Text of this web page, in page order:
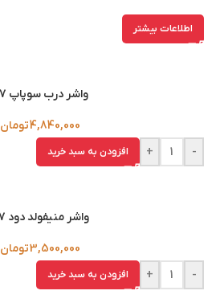
اطلاعات بیشتر
واشر درب سوپاپ k7
4,840,000تومان
-
+ افزودن به سبد خرید
واشر منيفولد دود k7
3,500,000تومان
-
+ افزودن به سبد خرید